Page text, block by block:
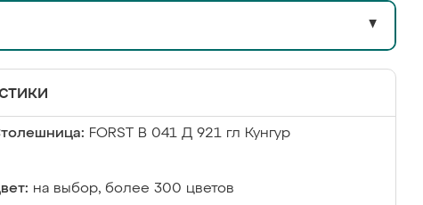
▼
FORST B 041 Д 921 гл Кунгур
на выбор, более 300 цветов